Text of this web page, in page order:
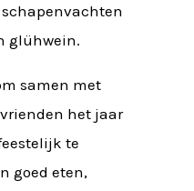
glühwein.
samen met
het jaar
te
goed eten,